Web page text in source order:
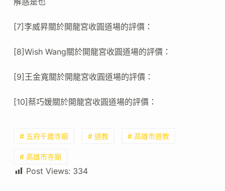
[7]李威昇關於開龍宮收圓道場的評價：
[8]Wish Wang關於開龍宮收圓道場的評價：
[9]王金寬關於開龍宮收圓道場的評價：
[10]蔡巧媛關於開龍宮收圓道場的評價：
# 五府千歲寺廟 # 道教 # 高雄市道教
# 高雄市寺廟
Post Views: 334